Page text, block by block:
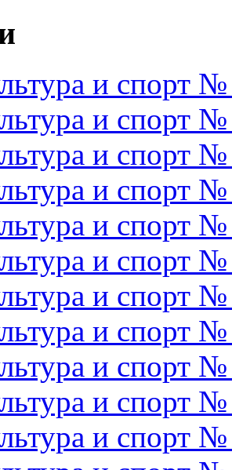
и спорт
и спорт
и спорт
и спорт
и спорт
и спорт
и спорт
и спорт
и спорт
и спорт
и спорт